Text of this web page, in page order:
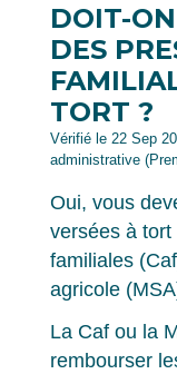
DOIT-
DES
TORT ?
Vérifié le 22 Sep
administrative
Oui, vous
versées à
familiales
agricole
La Caf ou la
rembourser